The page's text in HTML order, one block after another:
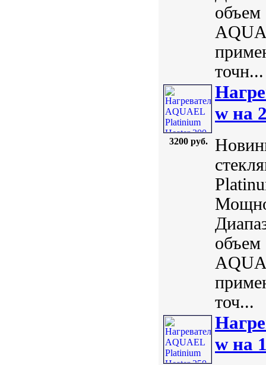
объем
точн...
3200 руб.
w на
объем
точ...
w на